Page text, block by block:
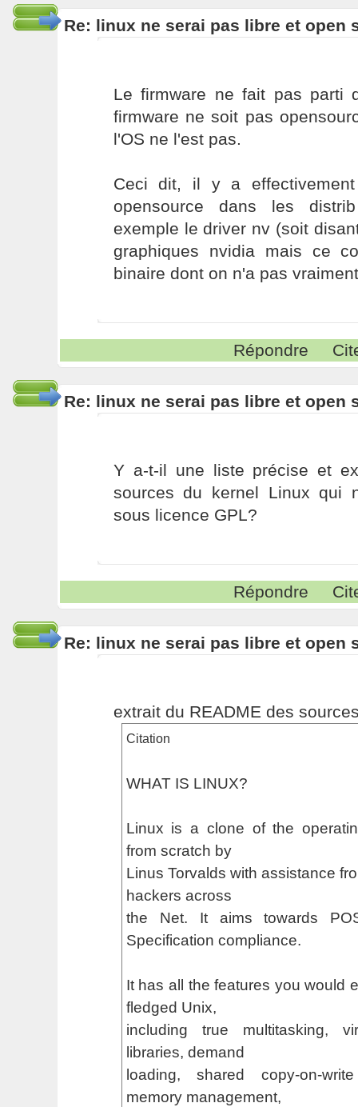
Re: linux ne serai pas libre et open
Le firmware ne fait pas parti
firmware ne soit pas
l'OS ne l'est pas.
Ceci dit, il y a
opensource dans les
exemple le driver nv (soit
graphiques nvidia mais ce
binaire dont on n'a pas
Répondre
Re: linux ne serai pas libre et open
Y a-t-il une liste précise et
sources du kernel Linux qui
sous licence GPL?
Répondre
Re: linux ne serai pas libre et open
extrait du README des
Citation
WHAT IS LINUX?
Linux is a clone of the
from scratch by
Linus Torvalds with assistance
hackers across
the Net. It aims towards
Specification compliance.
It has all the features you would
fledged Unix,
including true multitasking,
libraries, demand
loading, shared copy-on-
memory management,